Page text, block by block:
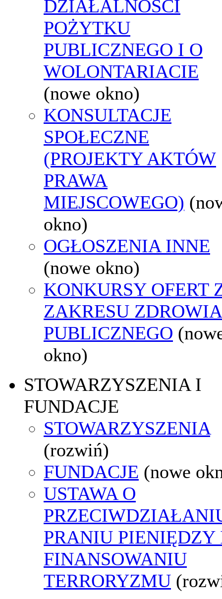
DZIAŁALNOŚCI
POŻYTKU
PUBLICZNEGO I O
WOLONTARIACIE
(nowe okno)
KONSULTACJE
SPOŁECZNE
(PROJEKTY AKTÓW
PRAWA
MIEJSCOWEGO)
okno)
OGŁOSZENIA INNE
(nowe okno)
KONKURSY OFERT
ZAKRESU ZDROWIA
PUBLICZNEGO
okno)
STOWARZYSZENIA I
FUNDACJE
STOWARZYSZENIA
(rozwiń)
FUNDACJE (nowe
USTAWA O
PRANIU PIENIĘDZY
FINANSOWANIU
TERRORYZMU